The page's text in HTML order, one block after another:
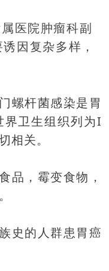
医院肿瘤科副
因复杂多样，
螺杆菌感染是胃
卫生组织列为I
相关。
品，霉变食物，
史的人群患胃癌